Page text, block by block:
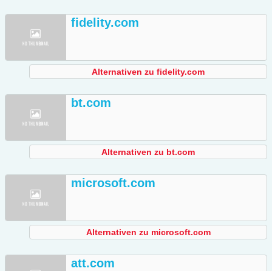
fidelity.com
Alternativen zu fidelity.com
bt.com
Alternativen zu bt.com
microsoft.com
Alternativen zu microsoft.com
att.com